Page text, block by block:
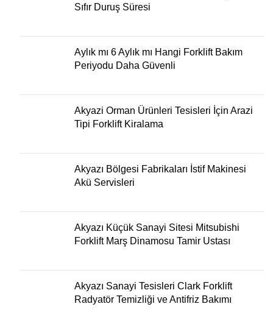
Sıfır Duruş Süresi
Aylık mı 6 Aylık mı Hangi Forklift Bakım
Periyodu Daha Güvenli
Akyazi Orman Ürünleri Tesisleri İçin Arazi
Tipi Forklift Kiralama
Akyazı Bölgesi Fabrikaları İstif Makinesi
Akü Servisleri
Akyazı Küçük Sanayi Sitesi Mitsubishi
Forklift Marş Dinamosu Tamir Ustası
Akyazı Sanayi Tesisleri Clark Forklift
Radyatör Temizliği ve Antifriz Bakımı